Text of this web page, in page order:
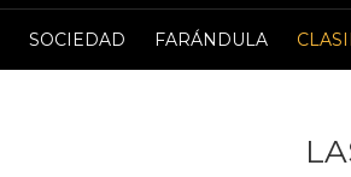
SOCIEDAD FARÁNDULA